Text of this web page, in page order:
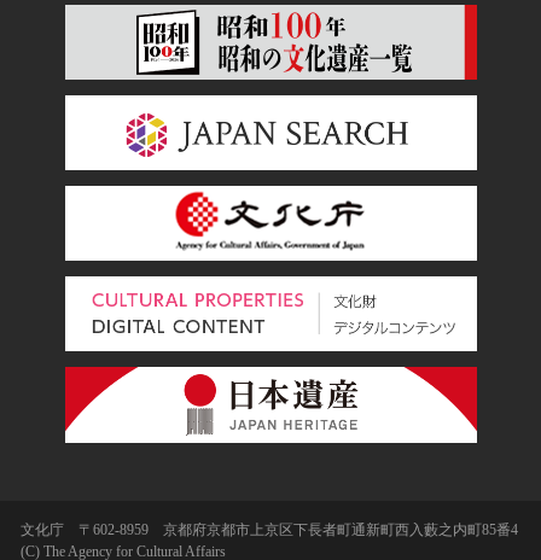
文化庁 〒602-8959 京都府京都市上京区下長者町通新町西入藪之内町85番4
(C) The Agency for Cultural Affairs